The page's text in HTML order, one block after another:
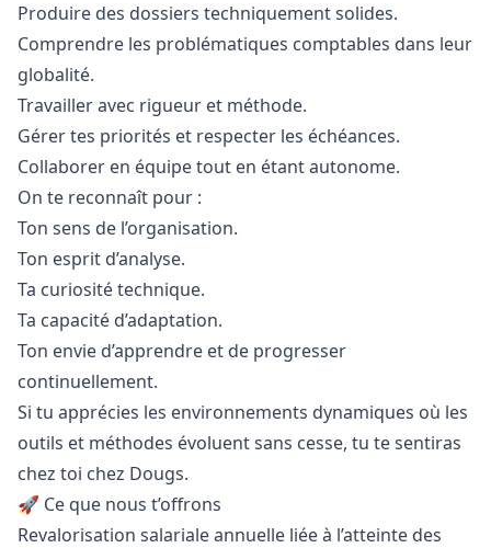
Produire des dossiers techniquement solides.
Comprendre les problématiques comptables dans leur
globalité.
Travailler avec rigueur et méthode.
Gérer tes priorités et respecter les échéances.
Collaborer en équipe tout en étant autonome.
On te reconnaît pour :
Ton sens de l’organisation.
Ton esprit d’analyse.
Ta curiosité technique.
Ta capacité d’adaptation.
Ton envie d’apprendre et de progresser
continuellement.
Si tu apprécies les environnements dynamiques où les
outils et méthodes évoluent sans cesse, tu te sentiras
chez toi chez Dougs.
🚀 Ce que nous t’offrons
Revalorisation salariale annuelle liée à l’atteinte des